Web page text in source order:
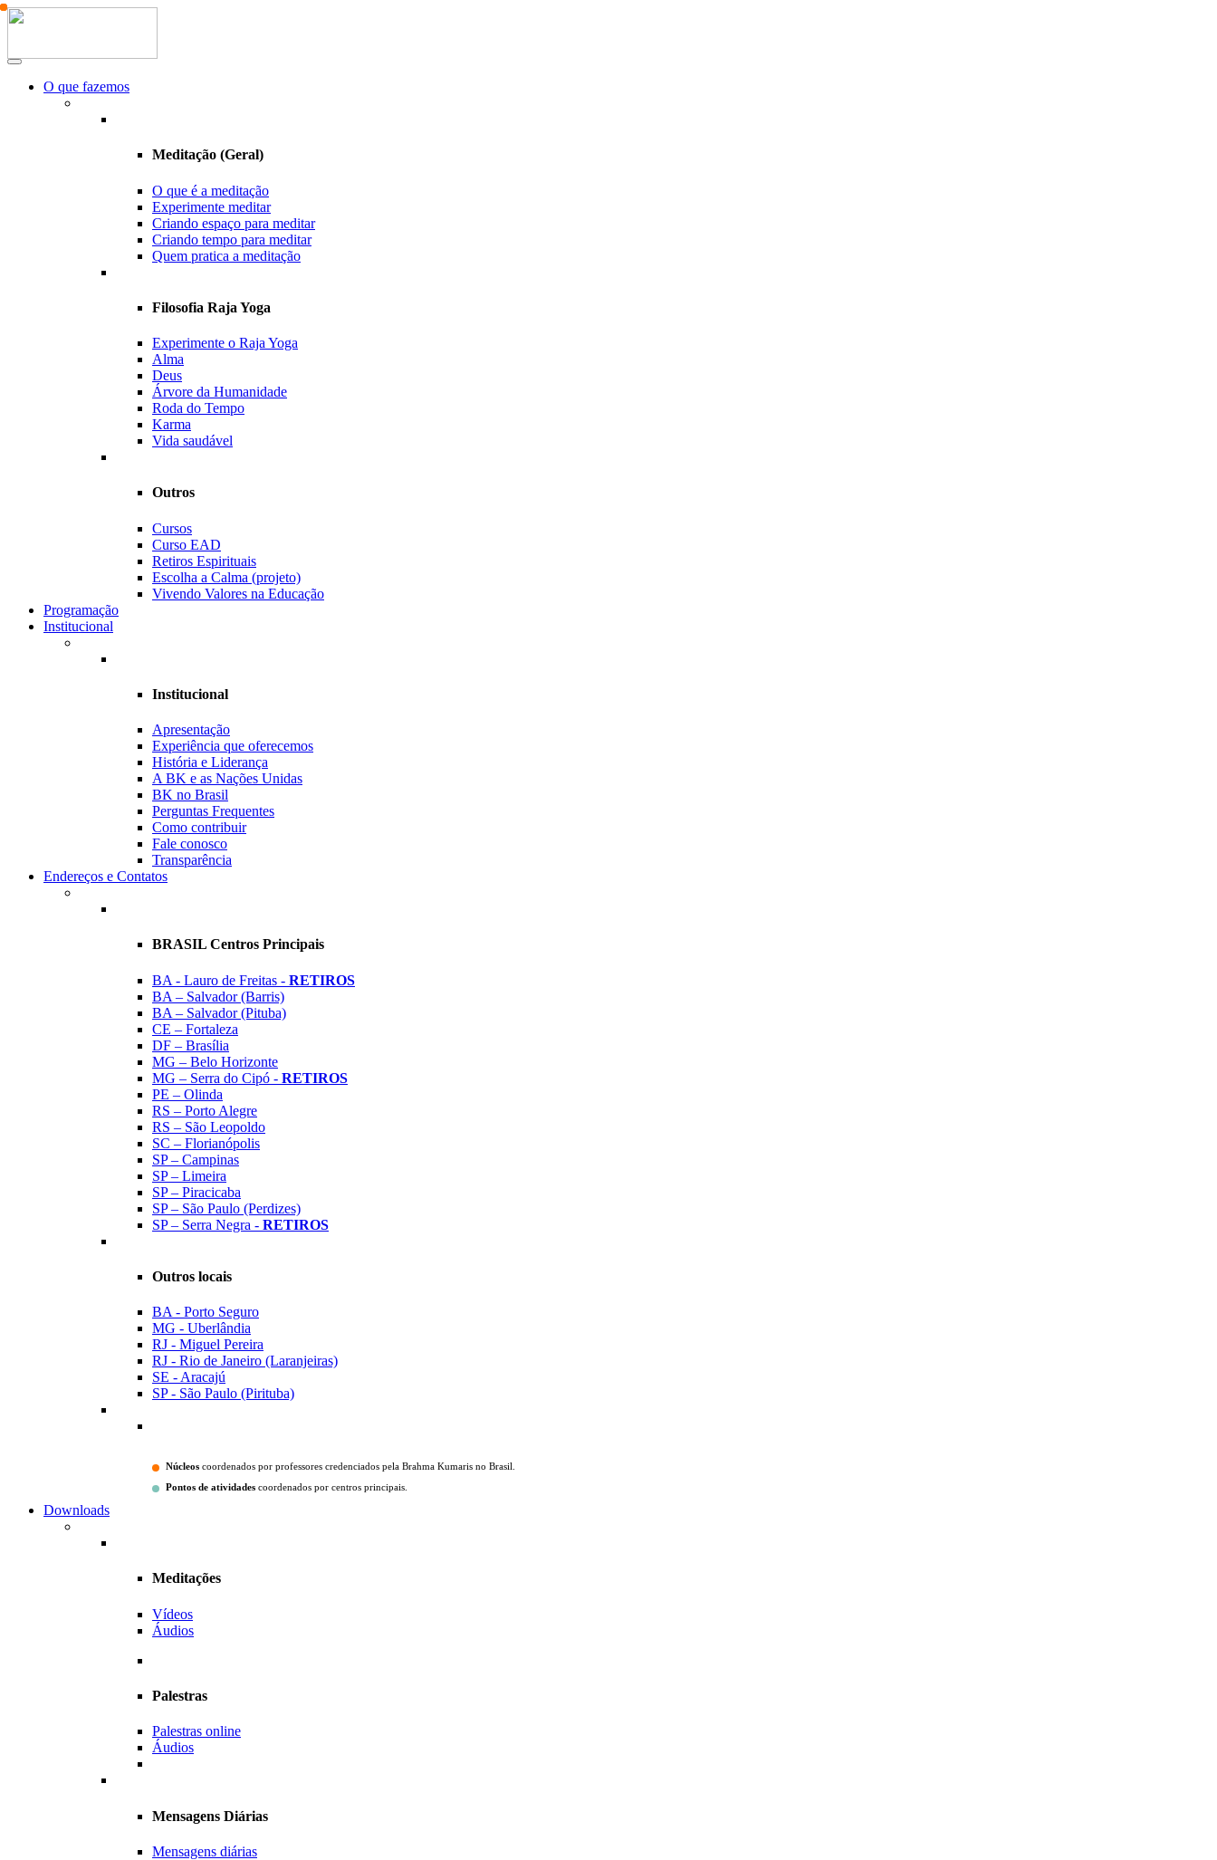
O que fazemos
Meditação (Geral)
O que é a meditação
Experimente meditar
Criando espaço para meditar
Criando tempo para meditar
Quem pratica a meditação
Filosofia Raja Yoga
Experimente o Raja Yoga
Alma
Deus
Árvore da Humanidade
Roda do Tempo
Karma
Vida saudável
Outros
Cursos
Curso EAD
Retiros Espirituais
Escolha a Calma (projeto)
Vivendo Valores na Educação
Programação
Institucional
Institucional
Apresentação
Experiência que oferecemos
História e Liderança
A BK e as Nações Unidas
BK no Brasil
Perguntas Frequentes
Como contribuir
Fale conosco
Transparência
Endereços e Contatos
BRASIL Centros Principais
BA - Lauro de Freitas - RETIROS
BA – Salvador (Barris)
BA – Salvador (Pituba)
CE – Fortaleza
DF – Brasília
MG – Belo Horizonte
MG – Serra do Cipó - RETIROS
PE – Olinda
RS – Porto Alegre
RS – São Leopoldo
SC – Florianópolis
SP – Campinas
SP – Limeira
SP – Piracicaba
SP – São Paulo (Perdizes)
SP – Serra Negra - RETIROS
Outros locais
BA - Porto Seguro
MG - Uberlândia
RJ - Miguel Pereira
RJ - Rio de Janeiro (Laranjeiras)
SE - Aracajú
SP - São Paulo (Pirituba)
Núcleos coordenados por professores credenciados pela Brahma Kumaris no Brasil.
Pontos de atividades coordenados por centros principais.
Downloads
Meditações
Vídeos
Áudios
Palestras
Palestras online
Áudios
Mensagens Diárias
Mensagens diárias